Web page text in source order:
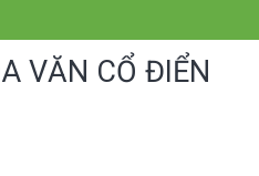
VĂN CỔ ĐIỂN